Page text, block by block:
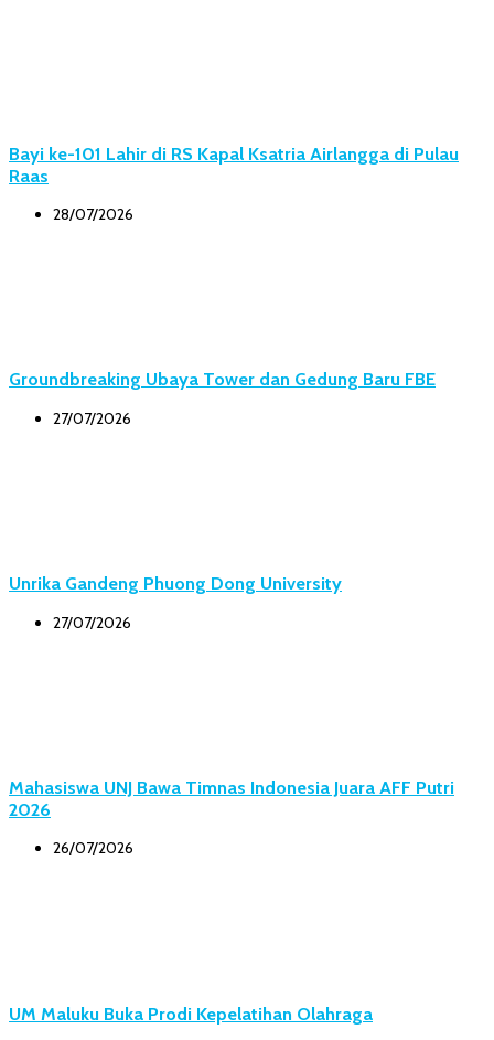
Bayi ke-101 Lahir di RS Kapal Ksatria Airlangga di Pulau
Raas
28/07/2026
Groundbreaking Ubaya Tower dan Gedung Baru FBE
27/07/2026
Unrika Gandeng Phuong Dong University
27/07/2026
Mahasiswa UNJ Bawa Timnas Indonesia Juara AFF Putri
2026
26/07/2026
UM Maluku Buka Prodi Kepelatihan Olahraga